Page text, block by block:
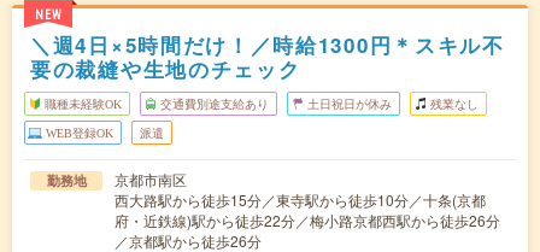
NEW
＼週4日×5時間だけ！／時給1300円＊スキル不
要の裁縫や生地のチェック
職種未経験OK 交通費別途支給あり 土日祝日が休み 残業なし
WEB登録OK 派遣
勤務地
京都市南区
西大路駅から徒歩15分／東寺駅から徒歩10分／十条(京都
府・近鉄線)駅から徒歩22分／梅小路京都西駅から徒歩26分
／京都駅から徒歩26分